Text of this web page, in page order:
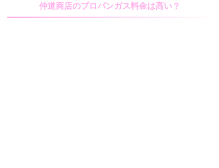
仲道商店のプロパンガス料金は高い？